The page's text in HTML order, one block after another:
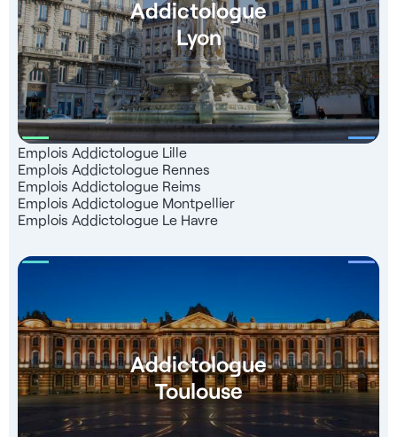
Addictologue
Lyon
Emplois Addictologue Lille
Emplois Addictologue Rennes
Emplois Addictologue Reims
Emplois Addictologue Montpellier
Emplois Addictologue Le Havre
Addictologue
Toulouse